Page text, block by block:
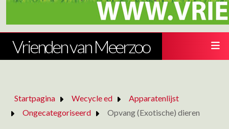
Vrienden van Meerzoo
Startpagina Wecycle ed
Apparatenlijst
Ongecategoriseerd
Opvang (Exotische) dieren